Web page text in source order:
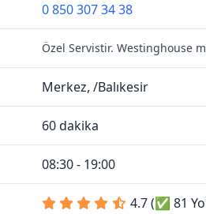
0 850 307 34 38
Özel Servistir. Westinghouse
Merkez, /Balıkesir
60 dakika
08:30 - 19:00
4.7 (✅ 81